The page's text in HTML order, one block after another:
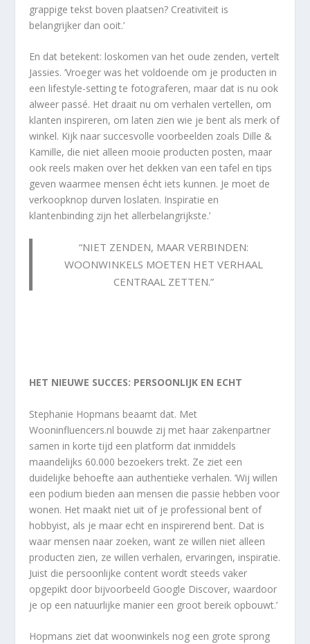
grappige tekst boven plaatsen? Creativiteit is
belangrijker dan ooit.’
En dat betekent: loskomen van het oude zenden, vertelt
Jassies. ‘Vroeger was het voldoende om je producten in
een lifestyle-setting te fotograferen, maar dat is nu ook
alweer passé. Het draait nu om verhalen vertellen, om
klanten inspireren, om laten zien wie je bent als merk of
winkel. Kijk naar succesvolle voorbeelden zoals Dille &
Kamille, die niet alleen mooie producten posten, maar
ook reels maken over het dekken van een tafel en tips
geven waarmee mensen écht iets kunnen. Je moet de
verkoopknop durven loslaten. Inspiratie en
klantenbinding zijn het allerbelangrijkste.’
“NIET ZENDEN, MAAR VERBINDEN:
WOONWINKELS MOETEN HET VERHAAL
CENTRAAL ZETTEN.”
HET NIEUWE SUCCES: PERSOONLIJK EN ECHT
Stephanie Hopmans beaamt dat. Met
Wooninfluencers.nl bouwde zij met haar zakenpartner
samen in korte tijd een platform dat inmiddels
maandelijks 60.000 bezoekers trekt. Ze ziet een
duidelijke behoefte aan authentieke verhalen. ‘Wij willen
een podium bieden aan mensen die passie hebben voor
wonen. Het maakt niet uit of je professional bent of
hobbyist, als je maar echt en inspirerend bent. Dat is
waar mensen naar zoeken, want ze willen niet alleen
producten zien, ze willen verhalen, ervaringen, inspiratie.
Juist die persoonlijke content wordt steeds vaker
opgepikt door bijvoorbeeld Google Discover, waardoor
je op een natuurlijke manier een groot bereik opbouwt.’
Hopmans ziet dat woonwinkels nog een grote sprong